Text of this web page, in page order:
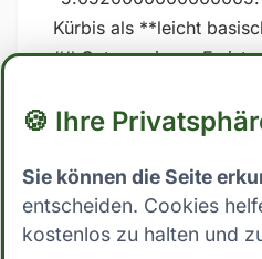
Kürbis als **leicht
## Gut zu wissen Es ist
und dass die
Werte für Nährstoffe in
verwendet werden.
und Weise, wie der
🍪 Ihre
Sie können die Seite
entscheiden. Cookies
kostenlos zu halten und